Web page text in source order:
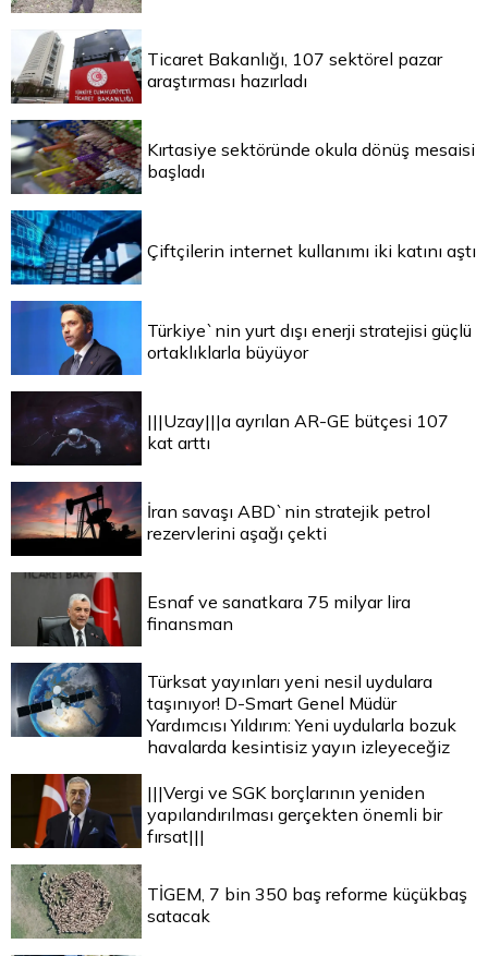
Ticaret Bakanlığı, 107 sektörel pazar
araştırması hazırladı
Kırtasiye sektöründe okula dönüş mesaisi
başladı
Çiftçilerin internet kullanımı iki katını aştı
Türkiye`nin yurt dışı enerji stratejisi güçlü
ortaklıklarla büyüyor
|||Uzay|||a ayrılan AR-GE bütçesi 107
kat arttı
İran savaşı ABD`nin stratejik petrol
rezervlerini aşağı çekti
Esnaf ve sanatkara 75 milyar lira
finansman
Türksat yayınları yeni nesil uydulara
taşınıyor! D-Smart Genel Müdür
Yardımcısı Yıldırım: Yeni uydularla bozuk
havalarda kesintisiz yayın izleyeceğiz
|||Vergi ve SGK borçlarının yeniden
yapılandırılması gerçekten önemli bir
fırsat|||
TİGEM, 7 bin 350 baş reforme küçükbaş
satacak